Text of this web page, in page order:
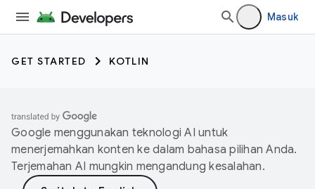
Masuk
GET STARTED KOTLIN
Google menggunakan teknologi AI untuk
menerjemahkan konten ke dalam bahasa pilihan Anda.
Terjemahan AI mungkin mengandung kesalahan.